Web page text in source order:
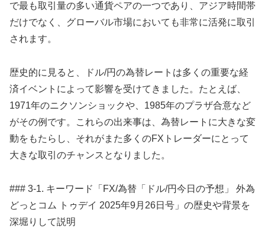
で最も取引量の多い通貨ペアの一つであり、アジア時間帯
だけでなく、グローバル市場においても非常に活発に取引
されます。
歴史的に見ると、ドル/円の為替レートは多くの重要な経
済イベントによって影響を受けてきました。たとえば、
1971年のニクソンショックや、1985年のプラザ合意など
がその例です。これらの出来事は、為替レートに大きな変
動をもたらし、それがまた多くのFXトレーダーにとって
大きな取引のチャンスとなりました。
### 3-1. キーワード「FX/為替「ドル/円今日の予想」 外為
どっとコム トゥデイ 2025年9月26日号」の歴史や背景を
深堀りして説明